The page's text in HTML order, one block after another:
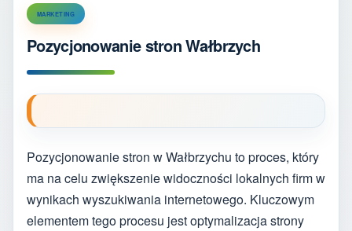
MARKETING
Pozycjonowanie stron Wałbrzych
Pozycjonowanie stron w Wałbrzychu to proces, który
ma na celu zwiększenie widoczności lokalnych firm w
wynikach wyszukiwania internetowego. Kluczowym
elementem tego procesu jest optymalizacja strony